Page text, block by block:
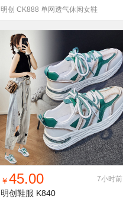
明创 CK888 单网透气休闲女鞋
找同款 加入铺货单 收藏
￥45.00 7小时前
明创鞋服 K840